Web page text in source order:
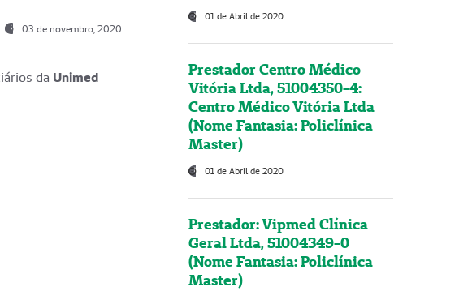
03 de novembro, 2020
da Unimed
01 de Abril de 2020
Prestador Centro Médico
Vitória Ltda, 51004350-4:
Centro Médico Vitória Ltda
(Nome Fantasia: Policlínica
Master)
01 de Abril de 2020
Prestador: Vipmed Clínica
Geral Ltda, 51004349-0
(Nome Fantasia: Policlínica
Master)